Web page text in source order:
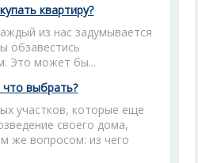
квартиру?
из нас задумывается
обзавестись
Это может бы...
что выбрать?
участков, которые еще
своего дома,
же вопросом: из чего